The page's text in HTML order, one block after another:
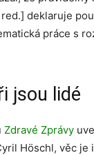
deklaruje
práce s
jsou lidé
Zdravé Zprávy
Höschl, věc